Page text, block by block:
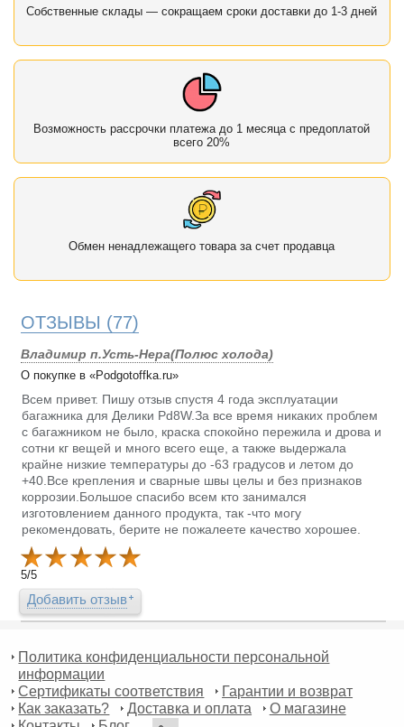
Собственные склады — сокращаем сроки доставки до 1-3 дней
Возможность рассрочки платежа до 1 месяца с предоплатой
всего 20%
Обмен ненадлежащего товара за счет продавца
ОТЗЫВЫ (77)
Владимир п.Усть-Нера(Полюс холода)
О покупке в «Podgotoffka.ru»
Всем привет. Пишу отзыв спустя 4 года эксплуатации
багажника для Делики Pd8W.За все время никаких проблем
с багажником не было, краска спокойно пережила и дрова и
сотни кг вещей и много всего еще, а также выдержала
крайне низкие температуры до -63 градусов и летом до
+40.Все крепления и сварные швы целы и без признаков
коррозии.Большое спасибо всем кто занимался
изготовлением данного продукта, так -что могу
рекомендовать, берите не пожалеете качество хорошее.
5/5
Добавить отзыв
Политика конфиденциальности персональной
информации
Сертификаты соответствия
Гарантии и возврат
Как заказать?
Доставка и оплата
О магазине